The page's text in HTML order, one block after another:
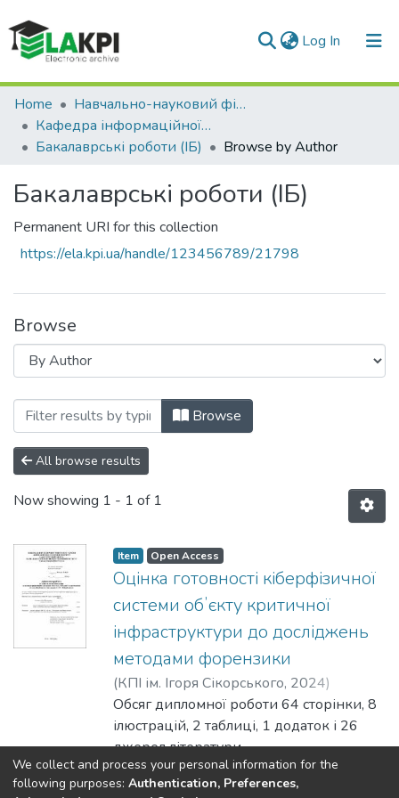
Log In (current)
Communities & Collections
All of DSpace
Home
Навчально-науковий фізико-технічний інститут (НН ФТІ)
Кафедра інформаційної безпеки (ІБ)
Бакалаврські роботи (ІБ)
Browse by Author
Бакалаврські роботи (ІБ)
Permanent URI for this collection
https://ela.kpi.ua/handle/123456789/21798
Browse
Browsing Бакалаврські роботи (ІБ)
Browse
All browse results
Now showing 1 - 1 of 1
Item Open Access
Оцінка готовності кіберфізичної
системи обʼєкту критичної
інфраструктури до досліджень
методами форензики
(КПІ ім. Ігоря Сікорського, 2024)
Алькова, Аліна Максимівна;
Стьопочкіна, Ірина Валеріївна
Обсяг дипломної роботи 64 сторінки, 8
ілюстрацій, 2 таблиці, 1 додаток і 26
джерел літератури.
Об’єкт дослідження: система SCADA та
типові артефакти її компонентів.
Show more
We collect and process your personal information for the
following purposes: Authentication, Preferences,